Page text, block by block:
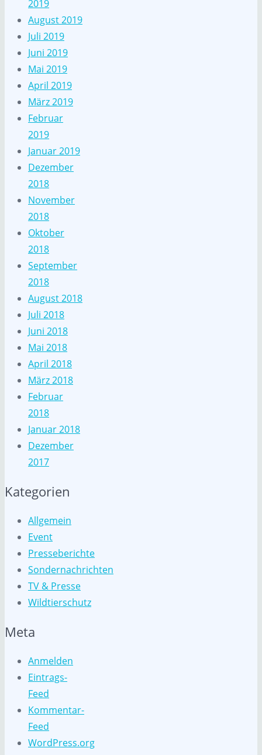
2019
August 2019
Juli 2019
Juni 2019
Mai 2019
April 2019
März 2019
Februar
2019
Januar 2019
Dezember
2018
November
2018
Oktober
2018
September
2018
August 2018
Juli 2018
Juni 2018
Mai 2018
April 2018
März 2018
Februar
2018
Januar 2018
Dezember
2017
Kategorien
Allgemein
Event
Presseberichte
Sondernachrichten
TV & Presse
Wildtierschutz
Meta
Anmelden
Eintrags-
Feed
Kommentar-
Feed
WordPress.org